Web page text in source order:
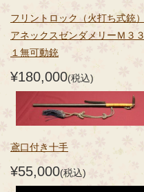
フリントロック（火打ち式銃）
アネックスゼンダメリーＭ３３
１無可動銃
¥180,000(税込)
鳶口付き十手
¥55,000(税込)